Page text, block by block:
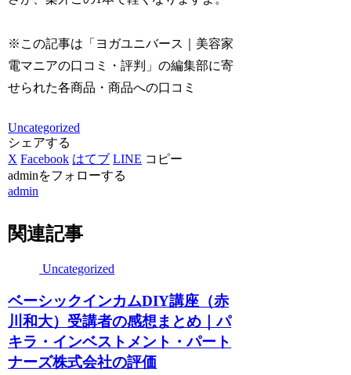
※この記事は「ヨガユニバース｜美容家
電マニアの口コミ・評判」の編集部に寄
せられた各商品・商品への口コミ
Uncategorized
シェアする
X Facebook はてブ LINE コピー
adminをフォローする
admin
関連記事
Uncategorized
ベーシックインカムDIY講座（赤
川和大）受講者の感想まとめ｜パ
キラ・インベストメント・パート
ナーズ株式会社の評価